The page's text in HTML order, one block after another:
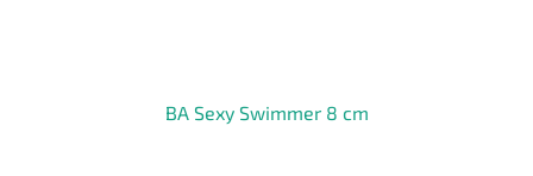
BA Sexy Swimmer 8 cm